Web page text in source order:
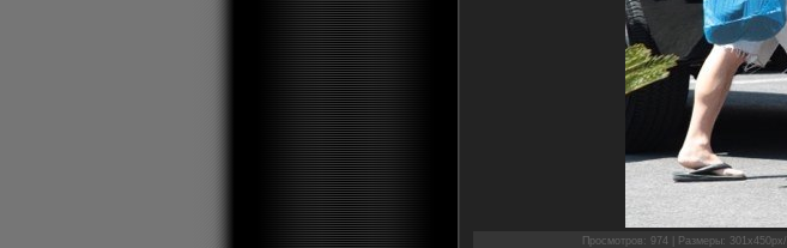
Просмотров: 974 | Размеры: